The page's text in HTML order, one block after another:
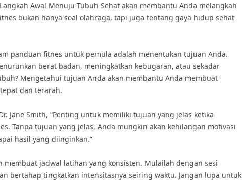
Awal Menuju Tubuh Sehat akan membantu Anda melangkah
bukan hanya soal olahraga, tapi juga tentang gaya hidup sehat
panduan fitnes untuk pemula adalah menentukan tujuan Anda.
berat badan, meningkatkan kebugaran, atau sekadar
Mengetahui tujuan Anda akan membantu Anda membuat
dan terarah.
Jane Smith, “Penting untuk memiliki tujuan yang jelas ketika
Tanpa tujuan yang jelas, Anda mungkin akan kehilangan motivasi
hasil yang diinginkan.”
membuat jadwal latihan yang konsisten. Mulailah dengan sesi
bertahap tingkatkan intensitasnya seiring waktu. Jangan lupa untuk